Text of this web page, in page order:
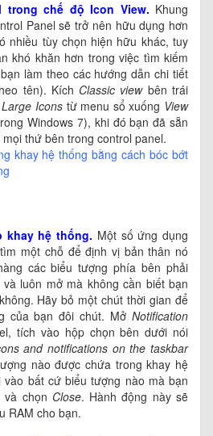
trong chế độIcon View. Khung
Panel sẽ trở nên hữu dụng hơn
nhiều tùy chọn hiện hữu khác, tuy
khó khăn hơn trong việc tìm kiếm
làm theo các hướng dẫn chi tiết
tên). Kích Classic viewbên trái
Large Icons từ menu sổ xuống View
Windows 7), khi đó bạn đã sẵn
thứ bên trong control panel.
khay hệ thống bằng cách bóc bớt
khay hệ thống. Một số ứng dụng
một chỗ để định vị bản thân nó
các biểu tượng phía bên phải
luôn mở mà không cần biết bạn
Hãy bỏ một chút thời gian để
của bạn đôi chút. Mở Notification
tích vào hộp chọn bên dưới nói
and notifications on the taskbar
nào được chứa trong khay hệ
bất cứ biểu tượng nào mà bạn
chọn Close. Hành động này sẽ
RAM cho bạn.